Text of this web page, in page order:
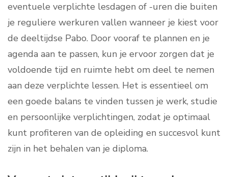
eventuele verplichte lesdagen of -uren die buiten
je reguliere werkuren vallen wanneer je kiest voor
de deeltijdse Pabo. Door vooraf te plannen en je
agenda aan te passen, kun je ervoor zorgen dat je
voldoende tijd en ruimte hebt om deel te nemen
aan deze verplichte lessen. Het is essentieel om
een goede balans te vinden tussen je werk, studie
en persoonlijke verplichtingen, zodat je optimaal
kunt profiteren van de opleiding en succesvol kunt
zijn in het behalen van je diploma.